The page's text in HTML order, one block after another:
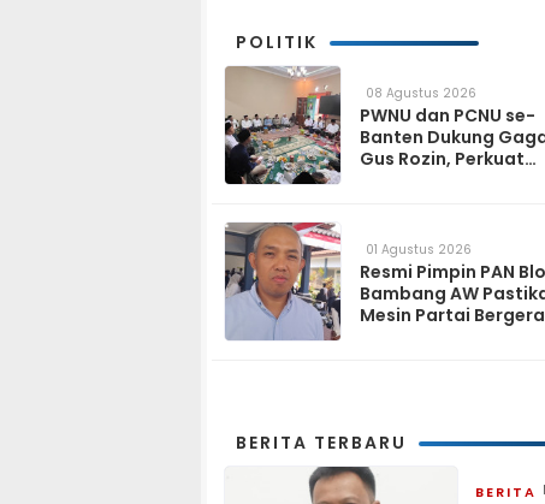
POLITIK
08 Agustus 2026
PWNU dan PCNU se-
Banten Dukung
Gus Rozin, Perkuat
01 Agustus 2026
Resmi Pimpin PAN
Bambang AW
Mesin Partai
BERITA TERBARU
BERITA